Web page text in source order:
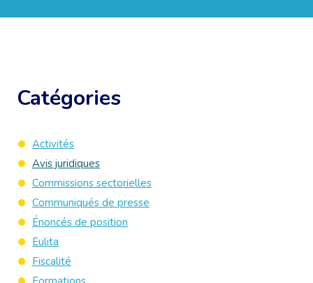
Catégories
Activités
Avis juridiques
Commissions sectorielles
Communiqués de presse
Énoncés de position
Eulita
Fiscalité